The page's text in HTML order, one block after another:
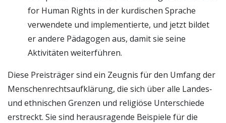
for Human Rights in der kurdischen Sprache
verwendete und implementierte, und jetzt bildet
er andere Pädagogen aus, damit sie seine
Aktivitäten weiterführen.
Diese Preisträger sind ein Zeugnis für den Umfang der
Menschenrechtsaufklärung, die sich über alle Landes‑
und ethnischen Grenzen und religiöse Unterschiede
erstreckt. Sie sind herausragende Beispiele für die